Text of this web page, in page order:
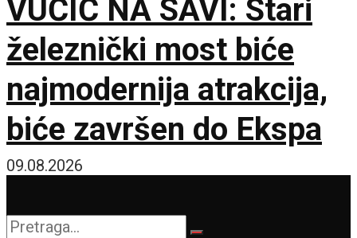
VUČIĆ NA SAVI: Stari
železnički most biće
najmodernija atrakcija,
biće završen do Ekspa
09.08.2026